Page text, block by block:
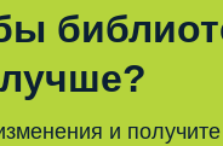
лучше?
и получите